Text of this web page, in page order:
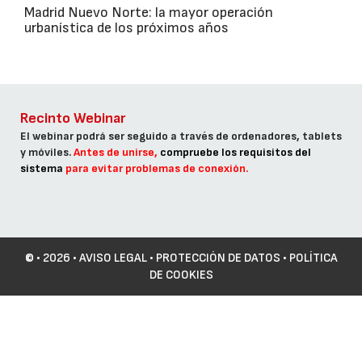
Madrid Nuevo Norte: la mayor operación
urbanística de los próximos años
Recinto Webinar
El webinar podrá ser seguido a través de ordenadores, tablets
y móviles.Antes de unirse, compruebe los requisitos del
sistema para evitar problemas de conexión.
© • 2026 • AVISO LEGAL• PROTECCIÓN DE DATOS • POLÍTICA
DE COOKIES